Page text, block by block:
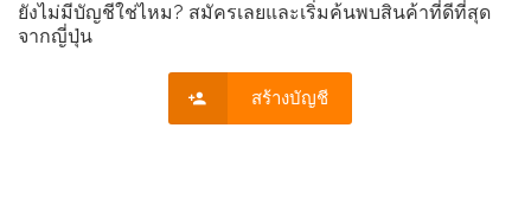
ยังไม่มีบัญชีใช่ไหม? สมัครเลยและเริ่มค้นพบสินค้าที่ดีที่สุด
จากญี่ปุ่น
สร้างบัญชี